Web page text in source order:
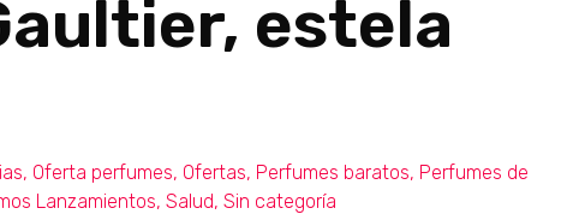
estela
, Oferta perfumes, Ofertas, Perfumes baratos, Perfumes de
Lanzamientos, Salud, Sin categoría